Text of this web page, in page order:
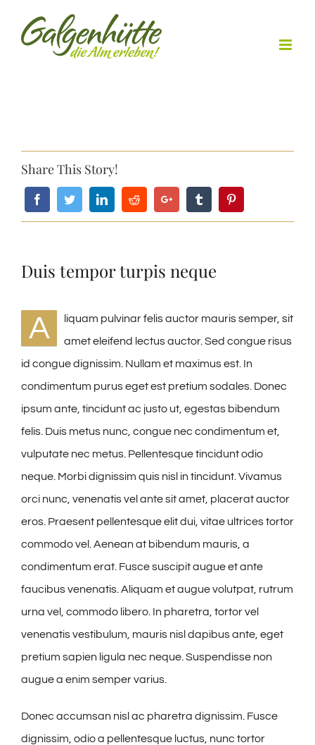
Share This Story!
Duis tempor turpis neque
A
liquam pulvinar felis auctor mauris semper, sit
amet eleifend lectus auctor. Sed congue risus
id congue dignissim. Nullam et maximus est. In
condimentum purus eget est pretium sodales. Donec
ipsum ante, tincidunt ac justo ut, egestas bibendum
felis. Duis metus nunc, congue nec condimentum et,
vulputate nec metus. Pellentesque tincidunt odio
neque. Morbi dignissim quis nisl in tincidunt. Vivamus
orci nunc, venenatis vel ante sit amet, placerat auctor
eros. Praesent pellentesque elit dui, vitae ultrices tortor
commodo vel. Aenean at bibendum mauris, a
condimentum erat. Fusce suscipit augue et ante
faucibus venenatis. Aliquam et augue volutpat, rutrum
urna vel, commodo libero. In pharetra, tortor vel
venenatis vestibulum, mauris nisl dapibus ante, eget
pretium sapien ligula nec neque. Suspendisse non
augue a enim semper varius.
Donec accumsan nisl ac pharetra dignissim. Fusce
dignissim, odio a pellentesque luctus, nunc tortor